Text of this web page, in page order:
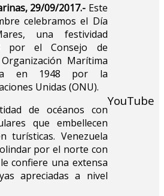
29/09/2017.- Este
celebramos el Día
una festividad
por el Consejo de
Marítima
en 1948 por la
Unidas (ONU).
de océanos con
que embellecen
turísticas. Venezuela
por el norte con
confiere una extensa
apreciadas a nivel
YouTube